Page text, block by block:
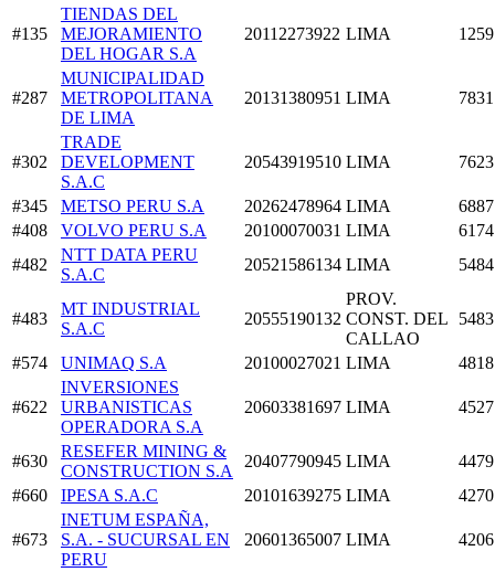
#135
TIENDAS DEL
MEJORAMIENTO
DEL HOGAR S.A
20112273922 LIMA
#287
MUNICIPALIDAD
METROPOLITANA
DE LIMA
20131380951 LIMA
#302
TRADE
DEVELOPMENT
S.A.C
20543919510 LIMA
#345 METSO PERU S.A 20262478964 LIMA
#408
VOLVO PERU S.A 20100070031 LIMA
#482
NTT DATA PERU
S.A.C
20521586134 LIMA
#483
MT INDUSTRIAL
S.A.C
20555190132
PROV.
CONST. DEL
CALLAO
#574 UNIMAQ S.A 20100027021 LIMA
#622
INVERSIONES
URBANISTICAS
OPERADORA S.A
20603381697 LIMA
#630
RESEFER MINING &
CONSTRUCTION S.A
20407790945 LIMA
#660
IPESA S.A.C 20101639275 LIMA
#673
INETUM ESPAÑA,
S.A. - SUCURSAL EN
PERU
20601365007 LIMA